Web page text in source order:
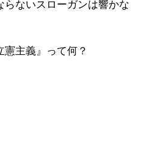
らないスローガンは響かな
憲主義』って何？